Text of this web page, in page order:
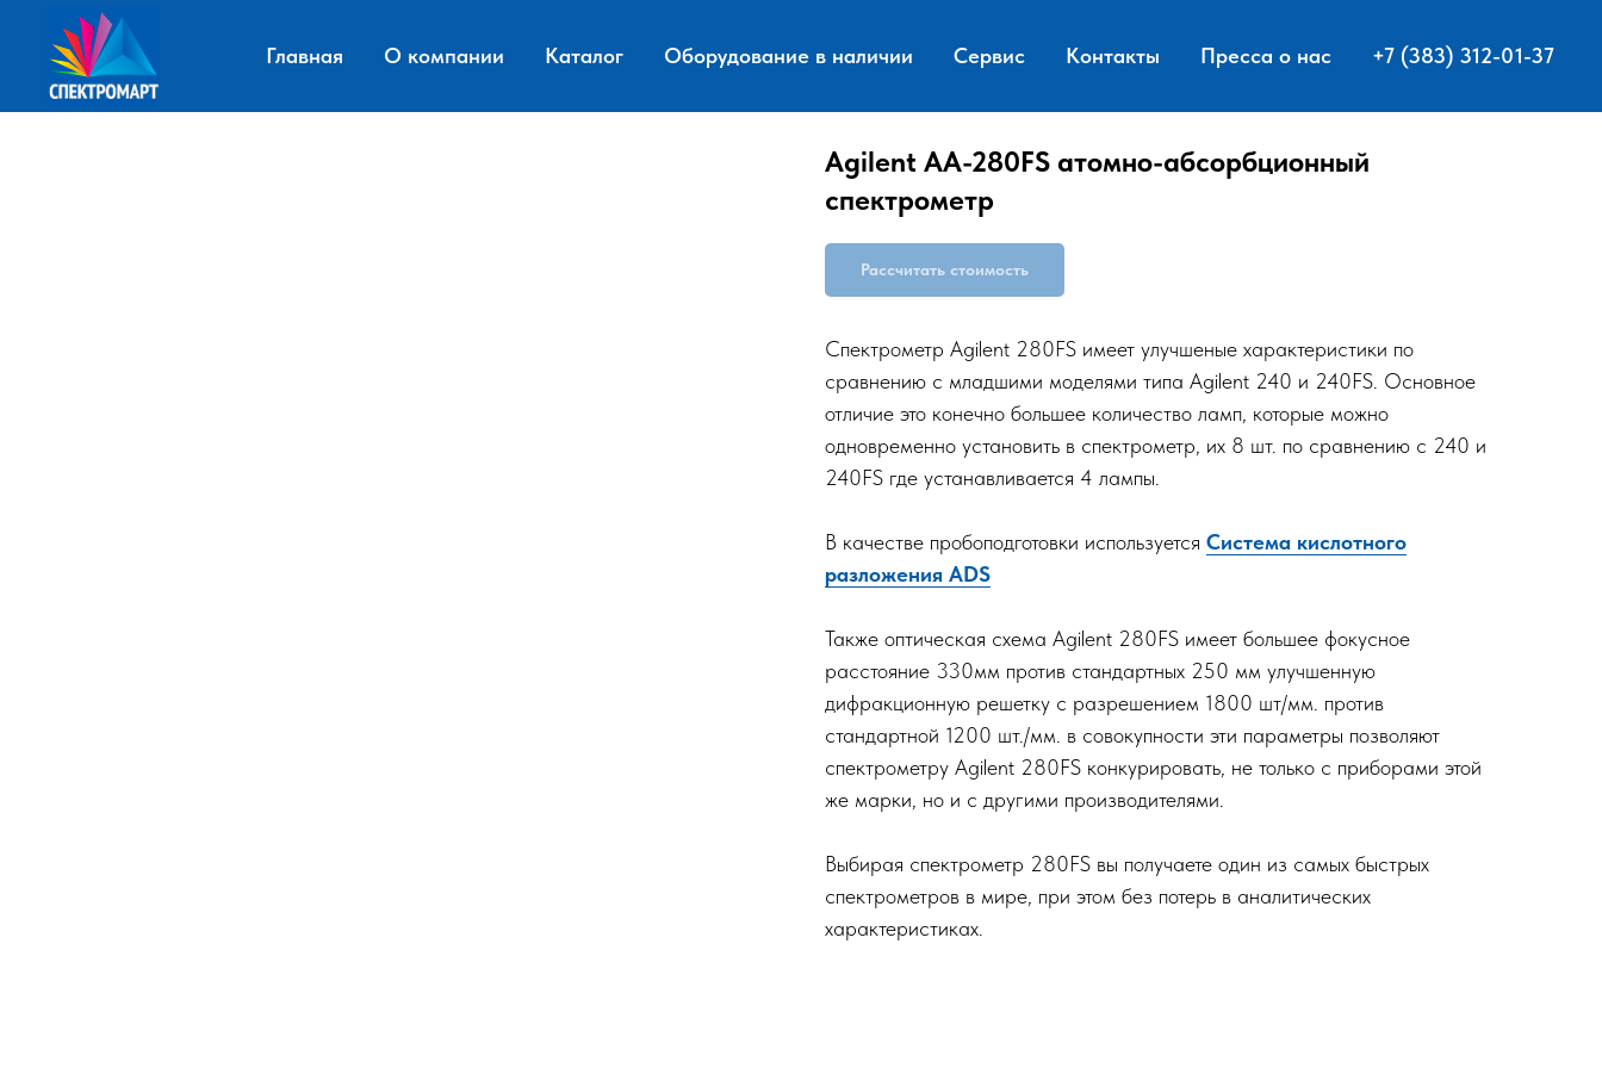
Главная О компании Каталог Оборудование в наличии Сервис Контакты Пресса о нас +7 (383) 312-01-37
Agilent AA-280FS атомно-абсорбционный
спектрометр
Рассчитать стоимость
Спектрометр Agilent 280FS имеет улучшеные характеристики по
сравнению с младшими моделями типа Agilent 240 и 240FS. Основное
отличие это конечно большее количество ламп, которые можно
одновременно установить в спектрометр, их 8 шт. по сравнению с 240 и
240FS где устанавливается 4 лампы.
В качестве пробоподготовки используется Система кислотного
разложения ADS
Также оптическая схема Agilent 280FS имеет большее фокусное
расстояние 330мм против стандартных 250 мм улучшенную
дифракционную решетку с разрешением 1800 шт/мм. против
стандартной 1200 шт./мм. в совокупности эти параметры позволяют
спектрометру Agilent 280FS конкурировать, не только с приборами этой
же марки, но и с другими производителями.
Выбирая спектрометр 280FS вы получаете один из самых быстрых
спектрометров в мире, при этом без потерь в аналитических
характеристиках.